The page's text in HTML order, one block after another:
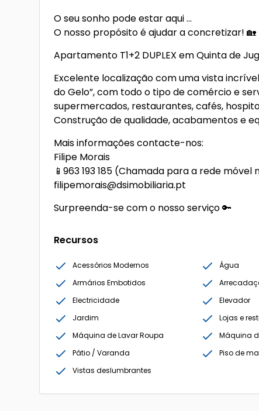
O seu sonho pode estar aqui …
O nosso propósito é ajudar a concretizar! 🏡
Apartamento T1+2 DUPLEX em Quinta de
Excelente localização com uma vista
do Gelo”, com todo o tipo de comércio e
supermercados, restaurantes, cafés,
Construção de qualidade, acabamentos e
Mais informações contacte-nos:
Filipe Morais
📱963 193 185 (Chamada para a rede móvel
filipemorais@dsimobiliaria.pt
Surpreenda-se com o nosso serviço 🔑
Recursos
Acessórios Modernos Água
Armários Embotidos
Electricidade
Elevador
Jardim
Lojas e
Máquina de Lavar Roupa
Máquina
Pátio / Varanda
Piso de
Vistas deslumbrantes